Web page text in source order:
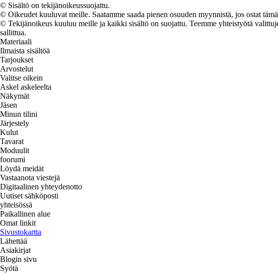
© Sisältö on tekijänoikeussuojattu.
© Oikeudet kuuluvat meille. Saatamme saada pienen osuuden myynnistä, jos ostat
© Tekijänoikeus kuuluu meille ja kaikki sisältö on suojattu. Teemme yhteistyötä
sallittua.
Materiaali
Ilmaista sisältöä
Tarjoukset
Arvostelut
Valitse oikein
Askel askeleelta
Näkymät
Jäsen
Minun tilini
Järjestely
Kulut
Tavarat
Moduulit
foorumi
Löydä meidät
Vastaanota viestejä
Digitaalinen yhteydenotto
Uutiset sähköposti
yhteisössä
Paikallinen alue
Omat linkit
Sivustokartta
Lähettää
Asiakirjat
Blogin sivu
Syötä